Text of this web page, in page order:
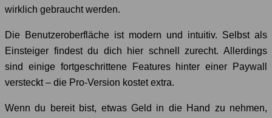
wirklich gebraucht werden.
Die Benutzeroberfläche ist modern und intuitiv. Selbst als
Einsteiger findest du dich hier schnell zurecht. Allerdings
sind einige fortgeschrittene Features hinter einer Paywall
versteckt – die Pro-Version kostet extra.
Wenn du bereit bist, etwas Geld in die Hand zu nehmen,